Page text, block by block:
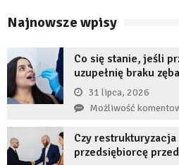
Najnowsze wpisy
Co się stanie, jeśli
uzupełnię braku
31 lipca, 2026
Możliwość
Czy restrukturyzacja
przedsiębiorcę